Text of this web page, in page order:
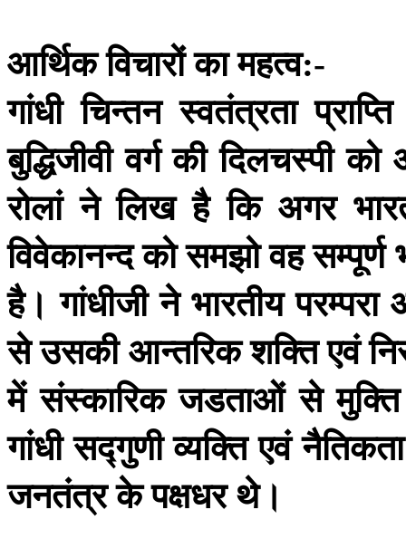
आर्थिकविचारोंकामहत्व:-
गांधी चिन्तन स्वतंत्रता प्राप्ति
बुद्धिजीवी वर्ग की दिलचस्पी को
रोलां ने लिख है कि अगर
विवेकानन्दकोसमझोवहसम्पूर्ण
है। गांधीजी ने भारतीय परम्परा
सेउसकी आन्तरिकशक्तिएवं
में संस्कारिक जडताओं से मुक्ति
गांधी सद्गुणी व्यक्ति एवं नैतिकता
जनतंत्रकेपक्षधर थे।